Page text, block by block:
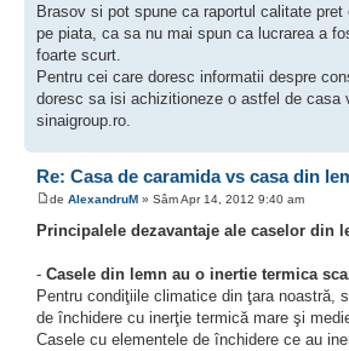
Brasov si pot spune ca raportul calitate
pe piata, ca sa nu mai spun ca lucrarea a
foarte scurt.
Pentru cei care doresc informatii despre
doresc sa isi achizitioneze o astfel de casa
sinaigroup.ro.
Re: Casa de caramida vs casa din
de AlexandruM » Sâm Apr 14, 2012 9:40 am
Principalele dezavantaje ale caselor din
- Casele din lemn au o inertie termica
Pentru condiţiile climatice din ţara noastră,
de închidere cu inerţie termică mare şi
Casele cu elementele de închidere ce au